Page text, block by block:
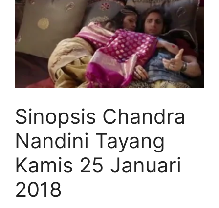
Sinopsis Chandra
Nandini Tayang
Kamis 25 Januari
2018